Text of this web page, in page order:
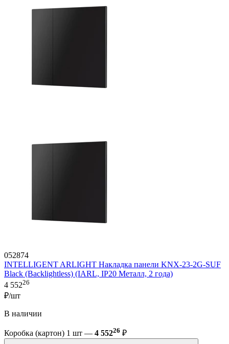
052874
INTELLIGENT ARLIGHT Накладка панели KNX-23-2G-SUF
Black (Backlightless) (IARL, IP20 Металл, 2 года)
4 55226
₽/шт
В наличии
Коробка (картон) 1 шт — 4 55226 ₽